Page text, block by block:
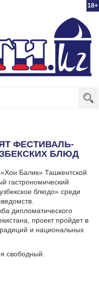
18+
ФЕСТИВАЛЬ-
БЛЮД
Балик» Ташкентской
гастрономический
блюдо» среди
дипломатического
проект пройдет в
и национальных
свободный.